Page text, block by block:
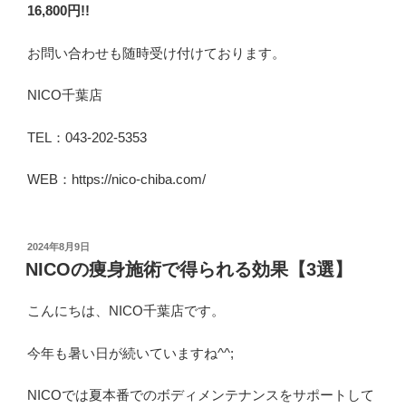
16,800円!!
お問い合わせも随時受け付けております。
NICO千葉店
TEL：043-202-5353
WEB：https://nico-chiba.com/
投
稿
日:
2024年8月9日
NICOの痩身施術で得られる効果【3選】
こんにちは、NICO千葉店です。
今年も暑い日が続いていますね^^;
NICOでは夏本番でのボディメンテナンスをサポートして